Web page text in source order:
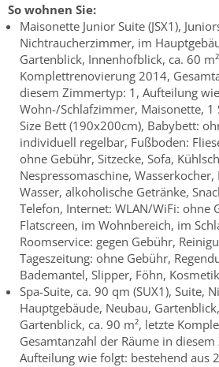
So wohnen Sie:
Maisonette Junior Suite (JSX1),
Nichtraucherzimmer, im
Gartenblick, Innenhofblick, ca. 60
Komplettrenovierung 2014,
diesem Zimmertyp: 1, Aufteilung
Wohn-/Schlafzimmer, Maisonette, 1
Size Bett (190x200cm), Babybett:
individuell regelbar, Fußboden:
ohne Gebühr, Sitzecke, Sofa,
Nespressomaschine,
Wasser, alkoholische Getränke,
Telefon, Internet: WLAN/WiFi: ohne
Flatscreen, im Wohnbereich, im
Roomservice: gegen Gebühr,
Tageszeitung: ohne Gebühr,
Bademantel, Slipper, Föhn,
Spa-Suite, ca. 90 qm (SUX1), Suite,
Hauptgebäude, Neubau,
Gartenblick, ca. 90 m², letzte
Gesamtanzahl der Räume in
Aufteilung wie folgt: bestehend aus